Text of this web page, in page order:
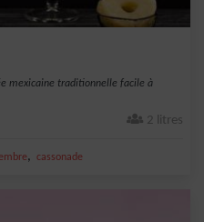
mexicaine traditionnelle facile à
2 litres
, cassonade